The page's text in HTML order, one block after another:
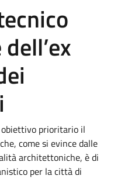
obiettivo prioritario il
come si evince dalle
architettoniche, è di
per la città di